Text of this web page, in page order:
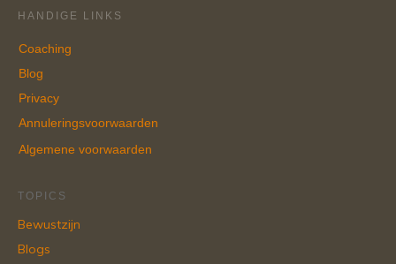
HANDIGE LINKS
Coaching
Blog
Privacy
Annuleringsvoorwaarden
Algemene voorwaarden
TOPICS
Bewustzijn
Blogs